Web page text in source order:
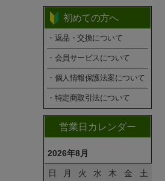
初めての方へ
・返品・交換について
・会員サービスについて
・個人情報保護法案について
・特定商取引法について
営業日カレンダー
2026年8月
日 月 火 水 木 金 土